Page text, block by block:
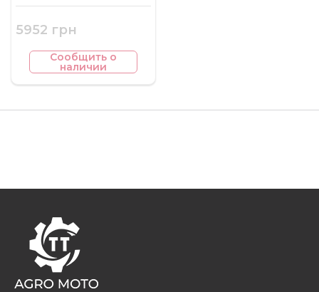
5952 грн
Сообщить о
наличии